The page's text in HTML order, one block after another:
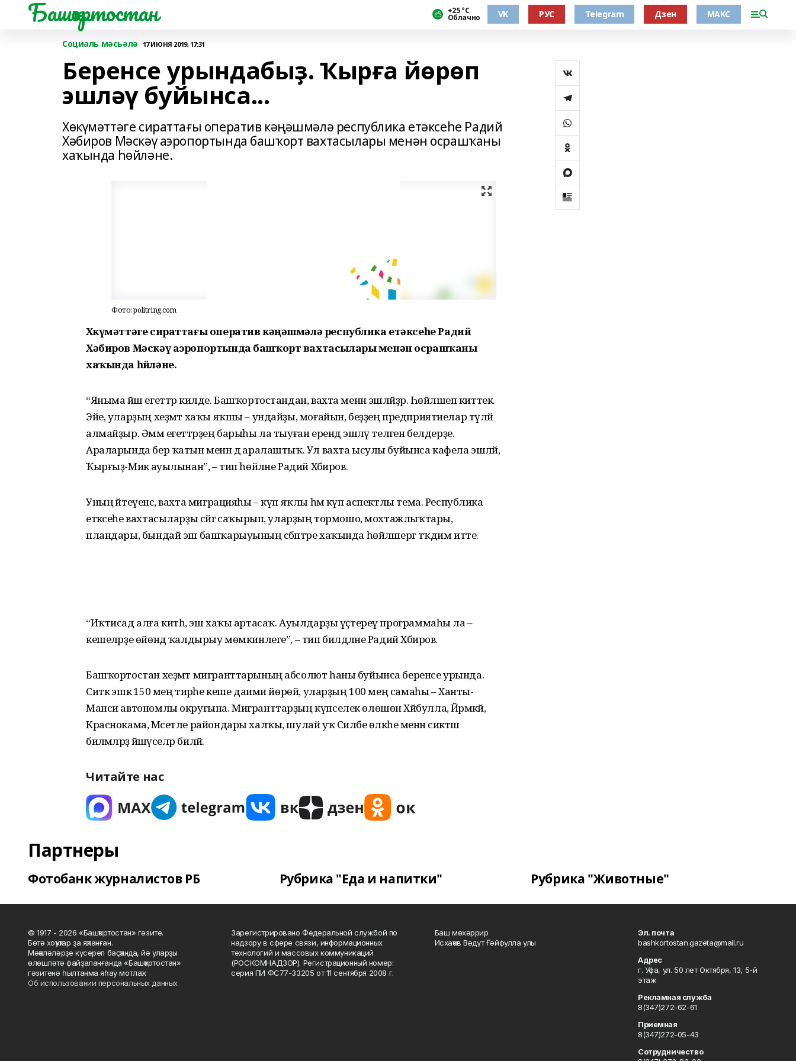
Башҡортостан +25 °С
Облачно VK РУС Telegram Дзен МАКС
Социаль мәсьәлә 17 ИЮНЯ 2019, 17:31
Беренсе урындабыҙ. Ҡырға йөрөп
эшләү буйынса...
Хөкүмәттәге сираттағы оператив кәңәшмәлә республика етәксеһе Радий
Хәбиров Мәскәү аэропортында башҡорт вахтасылары менән осрашҡаны
хаҡында һөйләне.
Фото: politring.com
Хөкүмәттәге сираттағы оператив кәңәшмәлә республика етәксеһе Радий
Хәбиров Мәскәү аэропортында башҡорт вахтасылары менән осрашҡаны
хаҡында һөйләне.
“Яныма йәш егеттәр килде. Башҡортостандан, вахта менән эшләйҙәр. Һөйләшеп киттек.
Эйе, уларҙың хеҙмәт хаҡы яҡшы – ундайҙы, моғайын, беҙҙең предприятиелар түләй
алмайҙыр. Әммә егеттәрҙең барыһы ла тыуған ерендә эшләү теләген белдерҙе.
Араларында бер ҡатын менән дә аралаштыҡ. Ул вахта ысулы буйынса кафела эшләй,
Ҡырғыҙ-Миәкә ауылынан”, – тип һөйләне Радий Хәбиров.
Уның әйтеүенсә, вахта миграцияһы – күп яҡлы һәм күп аспектлы тема. Республика
етәксеһе вахтасыларҙы сәйгә саҡырып, уларҙың тормошо, мохтажлыҡтары,
пландары, бындай эш башҡарыуының сәбәптәре хаҡында һөйләшергә тәҡдим итте.
“Иҡтисад алға китһә, эш хаҡы артасаҡ. Ауылдарҙы үҫтереү программаһы ла –
кешеләрҙе өйөндә ҡалдырыу мөмкинлеге”, – тип билдәләне Радий Хәбиров.
Башҡортостан хеҙмәт мигранттарының абсолют һаны буйынса беренсе урында.
Ситкә эшкә 150 мең тирәһе кеше даими йөрөй, уларҙың 100 мең самаһы – Ханты-
Манси автономлы округына. Мигранттарҙың күпселек өлөшөн Хәйбулла, Йәрмәкәй,
Краснокама, Мәсетле райондары халҡы, шулай уҡ Силәбе өлкәһе менән сиктәш
биләмәләрҙә йәшәүселәр биләй.
Читайте нас
Партнеры
Фотобанк журналистов РБ Рубрика "Еда и напитки" Рубрика "Животные"
© 1917 - 2026 «Башҡортостан» гәзите.
Бөтә хоҡуҡтар ҙа яҡланған.
Мәҡәләләрҙе күсереп баҫҡанда, йә уларҙы
өлөшләтә файҙаланғанда «Башҡортостан»
гәзитенә һылтанма яһау мотлаҡ.
Об использовании персональных данных
Зарегистрировано Федеральной службой по
надзору в сфере связи, информационных
технологий и массовых коммуникаций
(РОСКОМНАДЗОР). Регистрационный номер:
серия ПИ ФС77-33205 от 11 сентября 2008 г.
Баш мөхәррир
Исхаҡов Вәдүт Ғәйфулла улы
Эл. почта
bashkortostan.gazeta@mail.ru
Адрес
г. Уфа, ул. 50 лет Октября, 13, 5-й
этаж
Рекламная служба
8(347)272-62-61
Приемная
8(347)272-05-43
Сотрудничество